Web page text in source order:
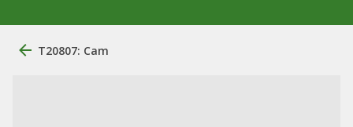
T20807: Cam